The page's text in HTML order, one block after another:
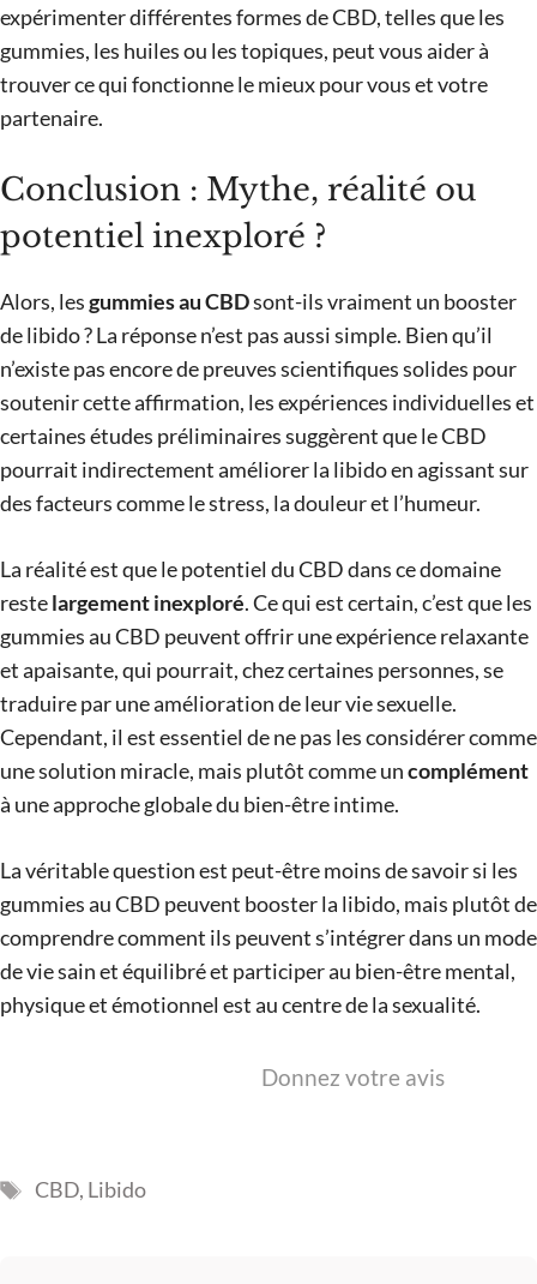
expérimenter différentes formes de CBD, telles que les
gummies, les huiles ou les topiques, peut vous aider à
trouver ce qui fonctionne le mieux pour vous et votre
partenaire.
Conclusion : Mythe, réalité ou
potentiel inexploré ?
Alors, lesgummies au CBDsont-ils vraiment un booster
de libido ? La réponse n’est pas aussi simple. Bien qu’il
n’existe pas encore de preuves scientifiques solides pour
soutenir cette affirmation, les expériences individuelles et
certaines études préliminaires suggèrent que le CBD
pourrait indirectement améliorer la libido en agissant sur
des facteurs comme le stress, la douleur et l’humeur.
La réalité est que le potentiel du CBD dans ce domaine
restelargement inexploré. Ce qui est certain, c’est que les
gummies au CBD peuvent offrir une expérience relaxante
et apaisante, qui pourrait, chez certaines personnes, se
traduire par une amélioration de leur vie sexuelle.
Cependant, il est essentiel de ne pas les considérer comme
une solution miracle, mais plutôt comme uncomplément
à une approche globale du bien-être intime.
La véritable question est peut-être moins de savoir si les
gummies au CBD peuvent booster la libido, mais plutôt de
comprendre comment ils peuvent s’intégrer dans un mode
de vie sain et équilibré et participer au bien-être mental,
physique et émotionnel est au centre de la sexualité.
Donnez votre avis
Étiquettes
CBD, Libido